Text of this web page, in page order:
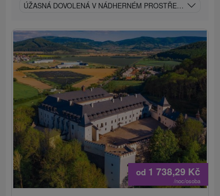
ÚŽASNÁ DOVOLENÁ V NÁDHERNÉM PROSTŘEDÍ
od 1 738,29 Kč
/noc/osoba